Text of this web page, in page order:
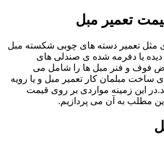
تعمیر مبل
مثل تعمیر دسته های چوبی شکسته مبل
دیده یا دفرمه شده ی صندلی های
فوف و فنر مبل ها را شامل می
ساخت مبلمان کار تعمیر مبل و یا رویه
این زمینه مواردی بر روی قیمت
مطلب به آن می پردازیم.